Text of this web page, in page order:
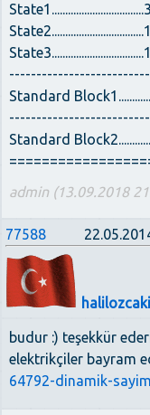
State1..................................3
State2..................................1
State3..................................1
Standard
Standard
admin (13.09.2018
77588
budur :) teşekkür
elektrikçiler bayram
64792-dinamik-